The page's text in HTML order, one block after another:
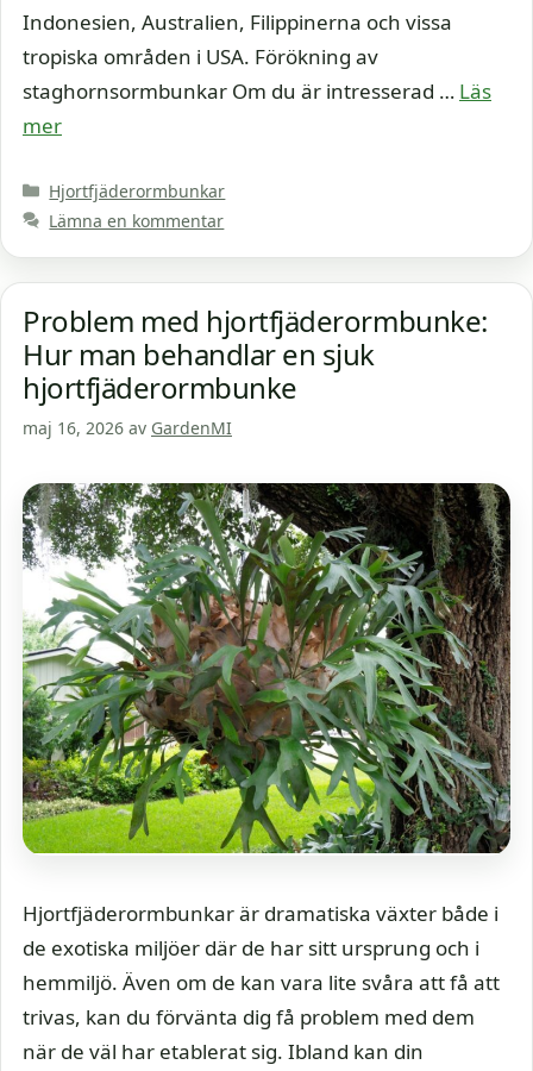
Indonesien, Australien, Filippinerna och vissa
tropiska områden i USA. Förökning av
staghornsormbunkar Om du är intresserad … Läs
mer
Kategorier
Hjortfjäderormbunkar
Lämna en kommentar
Problem med hjortfjäderormbunke:
Hur man behandlar en sjuk
hjortfjäderormbunke
maj 16, 2026 av GardenMI
Hjortfjäderormbunkar är dramatiska växter både i
de exotiska miljöer där de har sitt ursprung och i
hemmiljö. Även om de kan vara lite svåra att få att
trivas, kan du förvänta dig få problem med dem
när de väl har etablerat sig. Ibland kan din